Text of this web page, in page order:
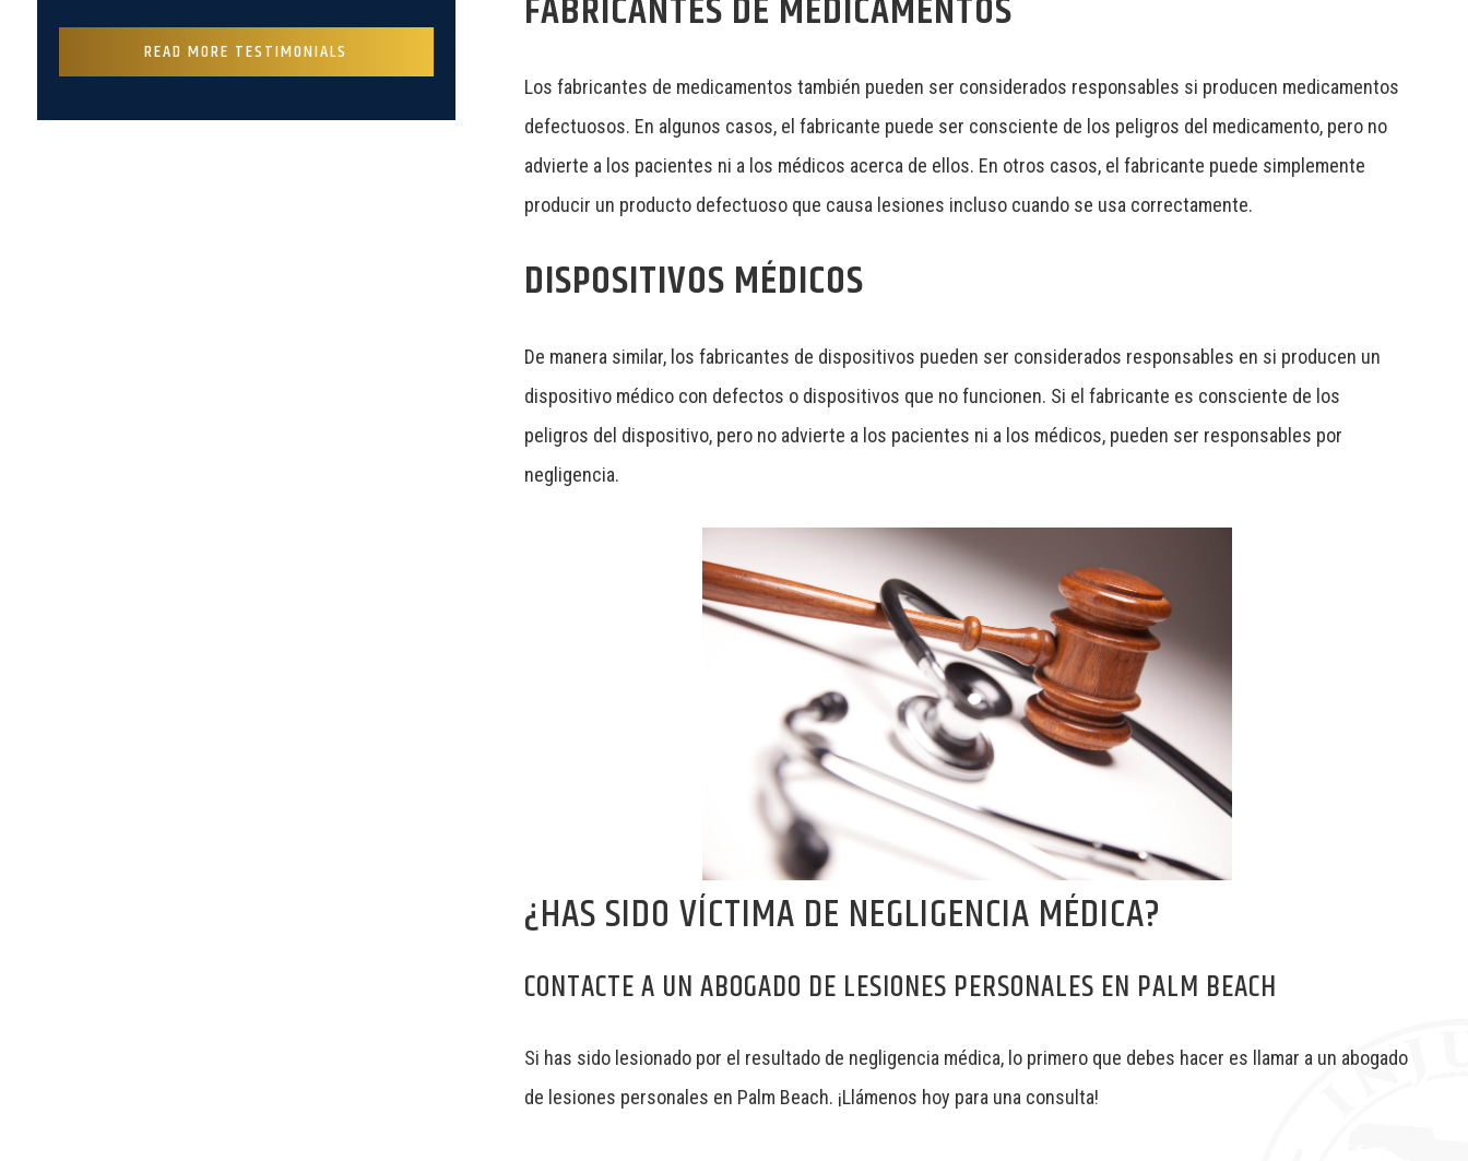
READ MORE TESTIMONIALS
Los fabricantes de medicamentos también pueden ser considerados responsables si producen medicamentos
defectuosos. En algunos casos, el fabricante puede ser consciente de los peligros del medicamento, pero no
advierte a los pacientes ni a los médicos acerca de ellos. En otros casos, el fabricante puede simplemente
producir un producto defectuoso que causa lesiones incluso cuando se usa correctamente.
DISPOSITIVOS MÉDICOS
De manera similar, los fabricantes de dispositivos pueden ser considerados responsables en si producen un
dispositivo médico con defectos o dispositivos que no funcionen. Si el fabricante es consciente de los
peligros del dispositivo, pero no advierte a los pacientes ni a los médicos, pueden ser responsables por
negligencia.
¿HAS SIDO VÍCTIMA DE NEGLIGENCIA MÉDICA?
CONTACTE A UN ABOGADO DE LESIONES PERSONALES EN PALM BEACH
Si has sido lesionado por el resultado de negligencia médica, lo primero que debes hacer es llamar a un abogado
de lesiones personales en Palm Beach. ¡Llámenos hoy para una consulta!